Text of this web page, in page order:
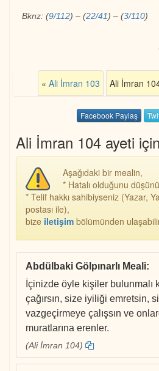
Bknz: (9/112) – (22/41) – (3/110)
« Ali İmran 103 Ali İmran
Facebook Paylaş
Ali İmran 104 ayeti
Aşağıdaki bir mealin,
* Hatalı olduğunu
* Telif hakkı sahibiyseniz (Yazar,
postası ile),
bize iletişim bölümünden
Abdülbaki Gölpınarlı Meali:
İçinizde öyle kişiler bulunmalı
çağırsın, size iyiliği emretsin,
vazgeçirmeye çalışsın ve
muratlarına erenler.
(Ali İmran 104)